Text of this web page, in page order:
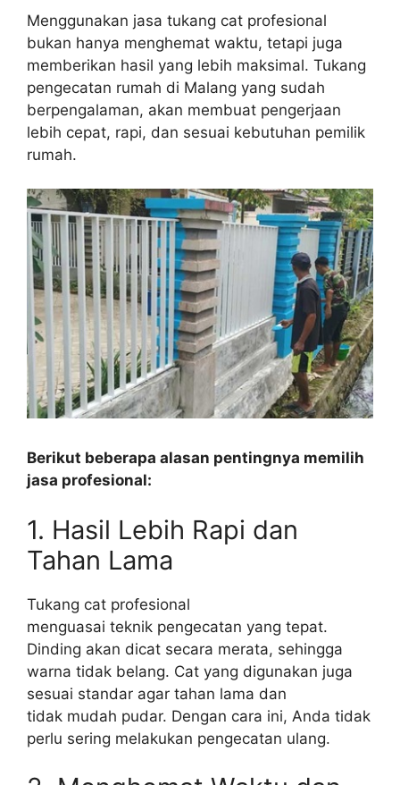
Menggunakan jasa tukang cat profesional
bukan hanya menghemat waktu, tetapi juga
memberikan hasil yang lebih maksimal. Tukang
pengecatan rumah di Malang yang sudah
berpengalaman, akan membuat pengerjaan
lebih cepat, rapi, dan sesuai kebutuhan pemilik
rumah.
Berikut beberapa alasan pentingnya memilih
jasa profesional:
1. Hasil Lebih Rapi dan
Tahan Lama
Tukang cat profesional
menguasai teknik pengecatan yang tepat.
Dinding akan dicat secara merata, sehingga
warna tidak belang. Cat yang digunakan juga
sesuai standar agar tahan lama dan
tidak mudah pudar. Dengan cara ini, Anda tidak
perlu sering melakukan pengecatan ulang.